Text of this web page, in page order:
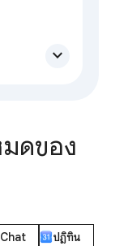
expand_more
ดของ
Chat
ปฏิทิน